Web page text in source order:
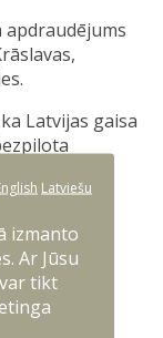
Latvijas gaisa
telpu, lai
potenciālu
Latviešu
izmanto
Ar Jūsu
tikt